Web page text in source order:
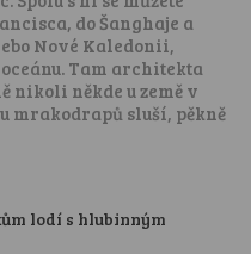
do Šanghaje a
Nové Kaledonii,
Tam architekta
nikoli někde u země v
mrakodrapů sluší, pěkně